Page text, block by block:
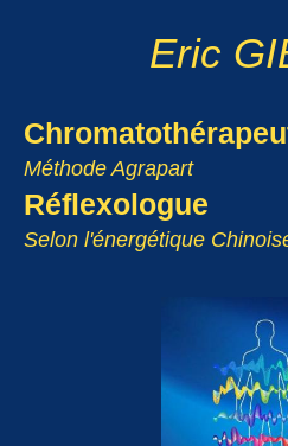
Eric
Méthode Agrapart
Réflexologue
Selon l'énergétique